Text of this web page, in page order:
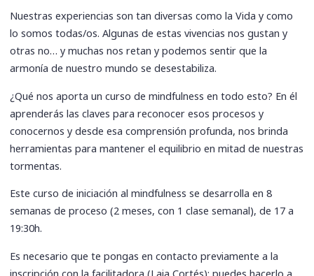
Nuestras experiencias son tan diversas como la Vida y como
lo somos todas/os. Algunas de estas vivencias nos gustan y
otras no… y muchas nos retan y podemos sentir que la
armonía de nuestro mundo se desestabiliza.
¿Qué nos aporta un curso de mindfulness en todo esto? En él
aprenderás las claves para reconocer esos procesos y
conocernos y desde esa comprensión profunda, nos brinda
herramientas para mantener el equilibrio en mitad de nuestras
tormentas.
Este curso de iniciación al mindfulness se desarrolla en 8
semanas de proceso (2 meses, con 1 clase semanal), de 17 a
19:30h.
Es necesario que te pongas en contacto previamente a la
inscripción con la facilitadora (Laia Cortés); puedes hacerlo a